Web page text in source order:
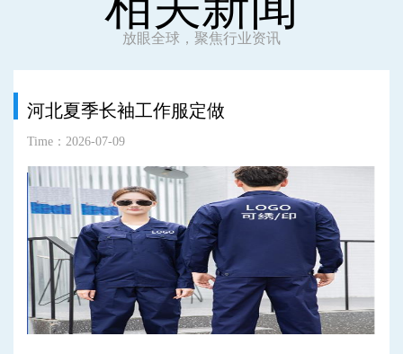
放眼全球，聚焦行业资讯
河北夏季长袖工作服定做
Time：2026-07-09